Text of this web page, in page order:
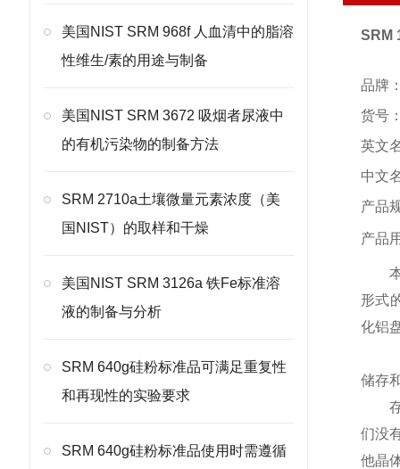
美国NIST SRM 968f 人血清中的脂溶
性维生/素的用途与制备
美国NIST SRM 3672 吸烟者尿液中
的有机污染物的制备方法
SRM 2710a土壤微量元素浓度（美
国NIST）的取样和干燥
美国NIST SRM 3126a 铁Fe标准溶
液的制备与分析
SRM 640g硅粉标准品可满足重复性
和再现性的实验要求
SRM 640g硅粉标准品使用时需遵循
SRM
品牌
货号
英文
中文
产品
产品
形式
化铝
储存
们没
他晶